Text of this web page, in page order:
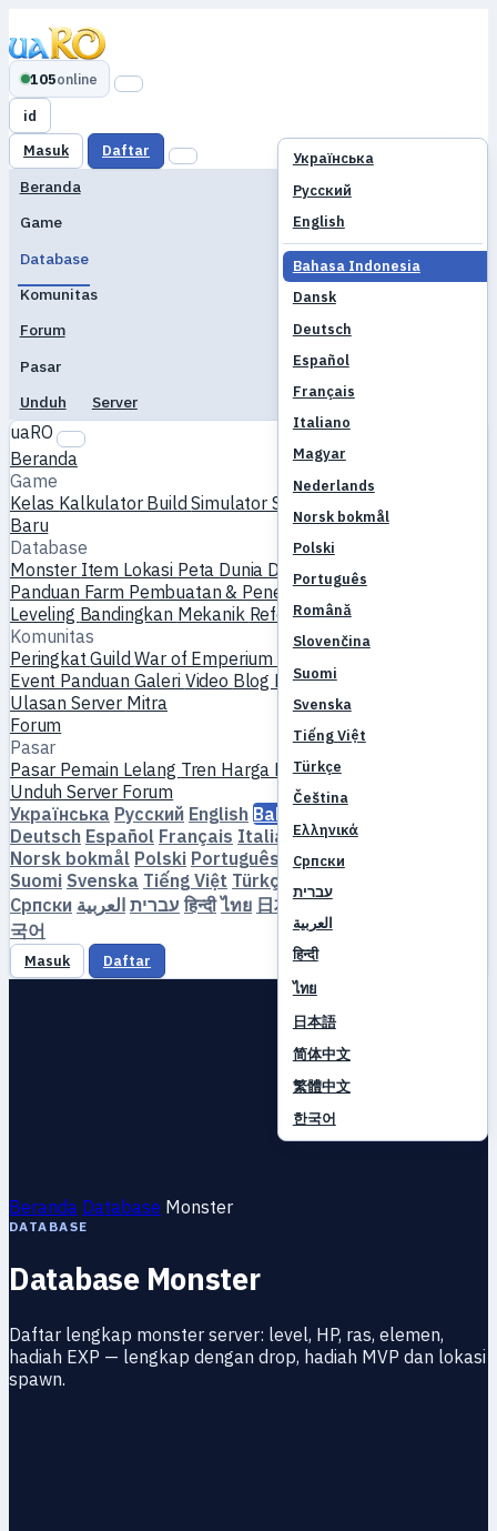
105online
id
Українська
Русский
English
Bahasa Indonesia
Dansk
Deutsch
Español
Français
Italiano
Magyar
Nederlands
Norsk bokmål
Polski
Português
Română
Slovenčina
Suomi
Svenska
Tiếng Việt
Türkçe
Čeština
Ελληνικά
Српски
עברית
العربية
हिन्दी
ไทย
日本語
简体中文
繁體中文
한국어
Masuk Daftar
Beranda
Game
Database
Komunitas
Forum
Pasar
Unduh
Server
uaRO
Beranda
Game
Kelas Kalkulator BuildSimulator Skill
Baru
Database
Monster Item Lokasi Peta Dunia Database Skill
Panduan Farm Pembuatan & PenempaanPet
Leveling Bandingkan Mekanik Referensi
Komunitas
PeringkatGuildWar of Emperium
Event Panduan Galeri Video Blog KlubKatalog Server
Ulasan Server Mitra
Forum
Pasar
Pasar Pemain Lelang Tren Harga Ekonomi
UnduhServer Forum
Українська Русский English Bahasa Indonesia
Deutsch Español Français Italiano Magyar
Norsk bokmål Polski Português Română
Suomi Svenska Tiếng Việt Türkçe
Српски
עברית العربية हिन्दी ไทย 日本語 简体中文
국어
Masuk Daftar
Beranda Database Monster
DATABASE
Database Monster
Daftar lengkap monster server: level, HP, ras, elemen,
hadiah EXP — lengkap dengan drop, hadiah MVP dan lokasi
spawn.